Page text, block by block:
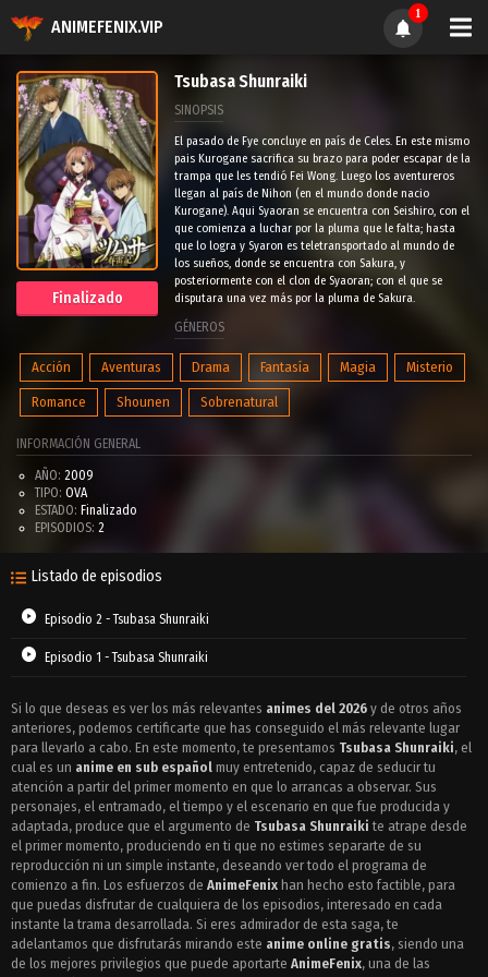
ANIMEFENIX.VIP
1
Finalizado
Tsubasa Shunraiki
SINOPSIS
El pasado de Fye concluye en país de Celes. En este mismo
pais Kurogane sacrifica su brazo para poder escapar de la
trampa que les tendió Fei Wong. Luego los aventureros
llegan al país de Nihon (en el mundo donde nacio
Kurogane). Aqui Syaoran se encuentra con Seishiro, con el
que comienza a luchar por la pluma que le falta; hasta
que lo logra y Syaron es teletransportado al mundo de
los sueños, donde se encuentra con Sakura, y
posteriormente con el clon de Syaoran; con el que se
disputara una vez más por la pluma de Sakura.
GÉNEROS
Acción Aventuras Drama Fantasía Magia Misterio
Romance Shounen Sobrenatural
INFORMACIÓN GENERAL
AÑO: 2009
TIPO: OVA
ESTADO: Finalizado
EPISODIOS: 2
Listado de episodios
Episodio 2 - Tsubasa Shunraiki
Episodio 1 - Tsubasa Shunraiki
Si lo que deseas es ver los más relevantes animes del 2026 y de otros años
anteriores, podemos certificarte que has conseguido el más relevante lugar
para llevarlo a cabo. En este momento, te presentamos Tsubasa Shunraiki, el
cual es un anime en sub español muy entretenido, capaz de seducir tu
atención a partir del primer momento en que lo arrancas a observar. Sus
personajes, el entramado, el tiempo y el escenario en que fue producida y
adaptada, produce que el argumento de Tsubasa Shunraiki te atrape desde
el primer momento, produciendo en ti que no estimes separarte de su
reproducción ni un simple instante, deseando ver todo el programa de
comienzo a fin. Los esfuerzos de AnimeFenix han hecho esto factible, para
que puedas disfrutar de cualquiera de los episodios, interesado en cada
instante la trama desarrollada. Si eres admirador de esta saga, te
adelantamos que disfrutarás mirando este anime online gratis, siendo una
de los mejores privilegios que puede aportarte AnimeFenix, una de las